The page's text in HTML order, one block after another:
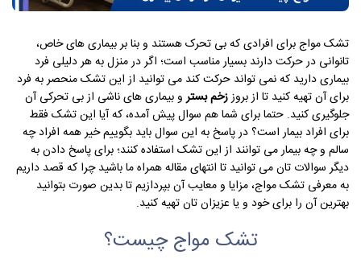
تشک مواج برای افرادی که بی تحرک هستند و بنا بر بیماری های خاص،
تانوانی در حرکت دارند بسیار مناسب است؛ اگر در منزل به هر دلیلی فرد
بیماری دارید که نمی تواند حرکت کند می توانید از این تشک منحصر به فرد
برای آن تهیه کنید تا از بروززخم بسترو بیماری های ناشی از بی تحرکی آن
جلوگیری کنید. حتما برای شما هم سوال پیش آمده، که آیا این تشک فقط
برای افراد بیمار است؟ در پاسخ به این سوال باید بگوییم خیر همه افراد چه
سالم و چه بیمار می توانند از این تشک استفاده کنند؛ برای پاسخ دادن به
دیگر سوالات تان می توانید تا انتهای مقاله همراه ما باشید چرا که قصد داریم
به معرفی تشک مواج، مزایا و معایب آن بپردازیم تا بدین صورت بتوانید
بهترین آن را برای خود و یا عزیزان تان تهیه کنید.
تشک مواج چیست؟